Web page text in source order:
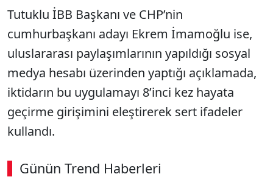
Tutuklu İBB Başkanı ve CHP’nin
cumhurbaşkanı adayı Ekrem İmamoğlu ise,
uluslararası paylaşımlarının yapıldığı sosyal
medya hesabı üzerinden yaptığı açıklamada,
iktidarın bu uygulamayı 8’inci kez hayata
geçirme girişimini eleştirerek sert ifadeler
kullandı.
Günün Trend Haberleri